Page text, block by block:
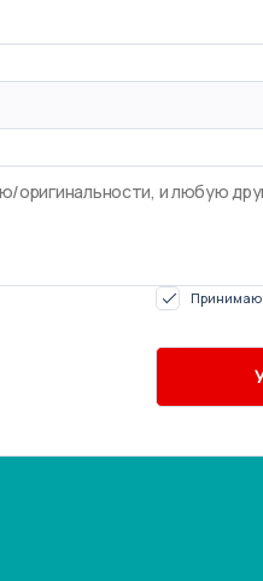
Принимаю